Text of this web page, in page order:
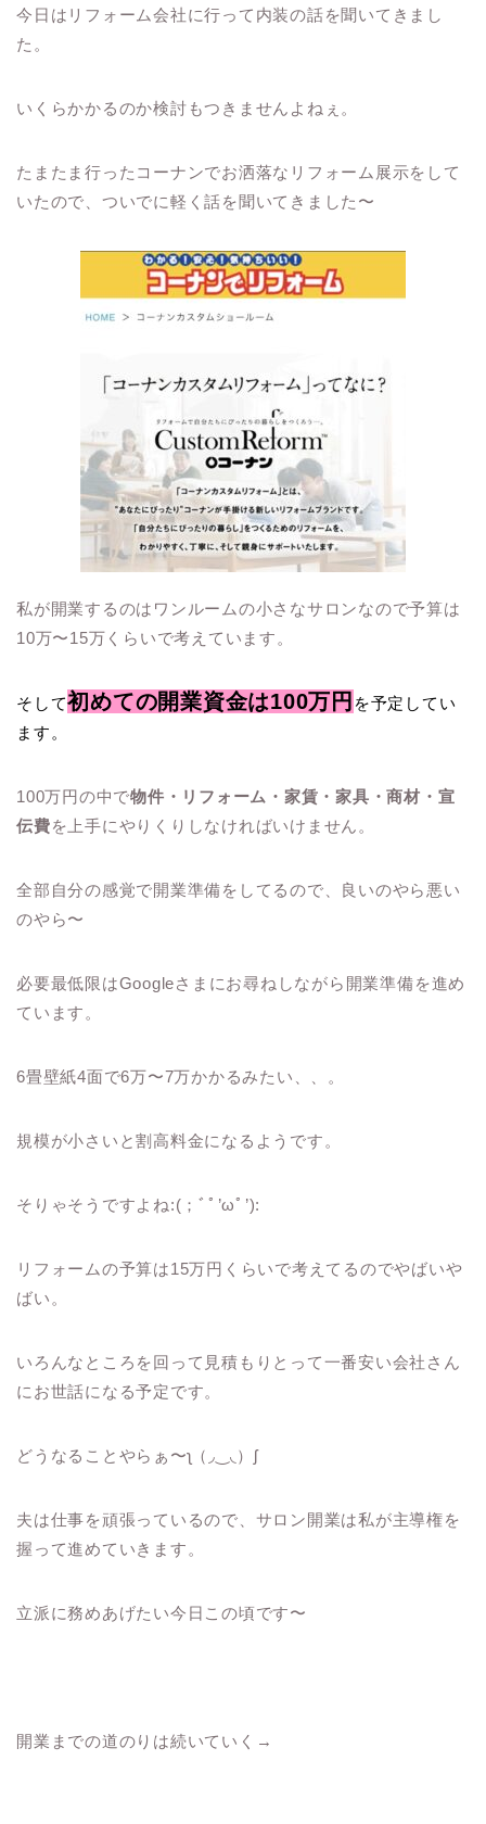
今日はリフォーム会社に行って内装の話を聞いてきまし
た。
いくらかかるのか検討もつきませんよねぇ。
たまたま行ったコーナンでお洒落なリフォーム展示をして
いたので、ついでに軽く話を聞いてきました〜
私が開業するのはワンルームの小さなサロンなので予算は
10万〜15万くらいで考えています。
そして初めての開業資金は100万円 を予定してい
ます。
100万円の中で物件・リフォーム・家賃・家具・商材・宣
伝費を上手にやりくりしなければいけません。
全部自分の感覚で開業準備をしてるので、良いのやら悪い
のやら〜
必要最低限はGoogleさまにお尋ねしながら開業準備を進め
ています。
6畳壁紙4面で6万〜7万かかるみたい、、。
規模が小さいと割高料金になるようです。
そりゃそうですよね:(；ﾞﾟ’ωﾟ’):
リフォームの予算は15万円くらいで考えてるのでやばいや
ばい。
いろんなところを回って見積もりとって一番安い会社さん
にお世話になる予定です。
どうなることやらぁ〜ʅ（◞‿◟）ʃ
夫は仕事を頑張っているので、サロン開業は私が主導権を
握って進めていきます。
立派に務めあげたい今日この頃です〜
開業までの道のりは続いていく→